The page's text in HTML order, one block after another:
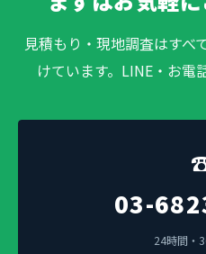
見積もり・現地調査はすべ
けています。LINE・お電
03-
24時間・